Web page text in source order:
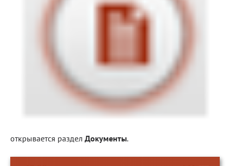
Блог
Документация
Магазин
Полная версия сайта
открывается раздел Документы.